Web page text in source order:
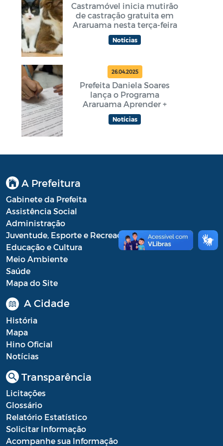
Castramóvel inicia mutirão
de castração gratuita em
Araruama nesta terça-feira
Notícias
26.04.2025
Prefeita Daniela Soares
lança o Programa
Araruama Aprender +
Notícias
A Prefeitura
Gabinete da Prefeita
Assistência Social
Administração
Juventude, Esporte e Recreação
Educação e Cultura
Meio Ambiente
Saúde
Mapa do Site
A Cidade
História
Mapa
Hino Oficial
Notícias
Transparência
Licitações
Glossário
Relatório Estatístico
Solicitar Informação
Acompanhe sua Informação